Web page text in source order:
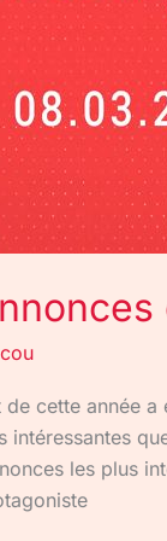
cette année
intéressantes
les plus